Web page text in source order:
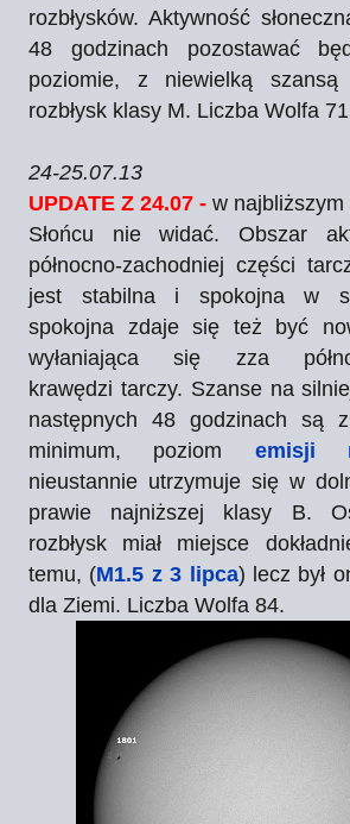
rozbłysków. Aktywność
48 godzinach pozostawać
poziomie, z niewielką szansą
rozbłysk klasy M. Liczba Wolfa
24-25.07.13
UPDATE Z 24.07 - w
Słońcu nie widać. Obszar
północno-zachodniej części
jest stabilna i spokojna w
spokojna zdaje się też być
wyłaniająca się zza
krawędzi tarczy. Szanse na
następnych 48 godzinach są
minimum, poziom emisji
nieustannie utrzymuje się w
prawie najniższej klasy B.
rozbłysk miał miejsce
temu, (M1.5 z 3 lipca) lecz był
dla Ziemi. Liczba Wolfa 84.